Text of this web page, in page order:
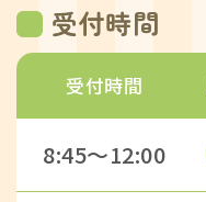
受付時間
受付時間
8:45〜12:00